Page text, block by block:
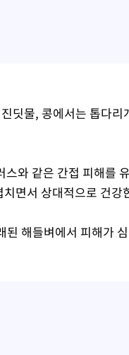
딧물, 콩에서는 톱다
와 같은 간접 피해를
면서 상대적으로 건
해들벼에서 피해가